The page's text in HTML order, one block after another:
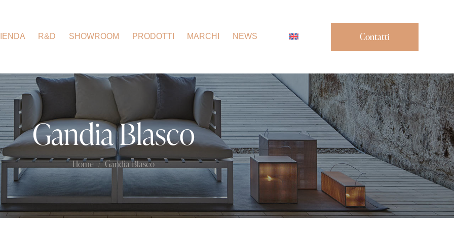
R&D SHOWROOM PRODOTTI MARCHI NEWS Contatti
Gandia Blasco
Home Gandia Blasco